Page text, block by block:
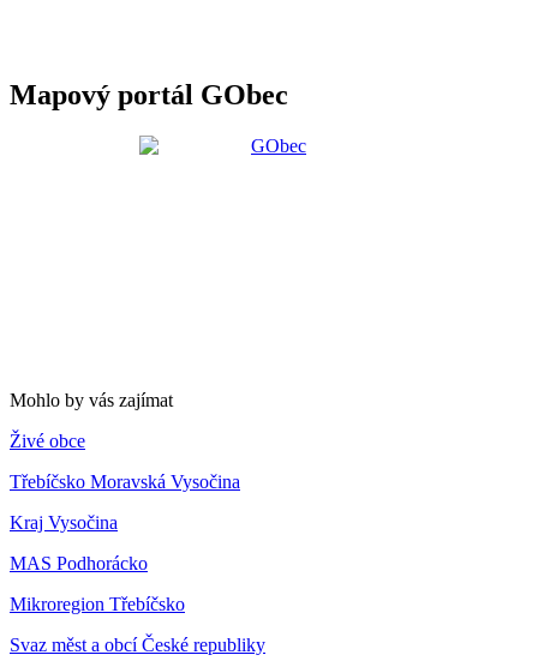
Mapový portál GObec
Mohlo by vás zajímat
Živé obce
Třebíčsko Moravská Vysočina
Kraj Vysočina
MAS Podhorácko
Mikroregion Třebíčsko
Svaz měst a obcí České republiky